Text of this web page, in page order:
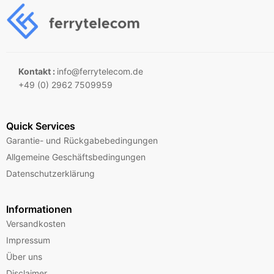
Kontakt : info@ferrytelecom.de
+49 (0) 2962 7509959
Quick Services
Garantie- und Rückgabebedingungen
Allgemeine Geschäftsbedingungen
Datenschutzerklärung
Informationen
Versandkosten
Impressum
Über uns